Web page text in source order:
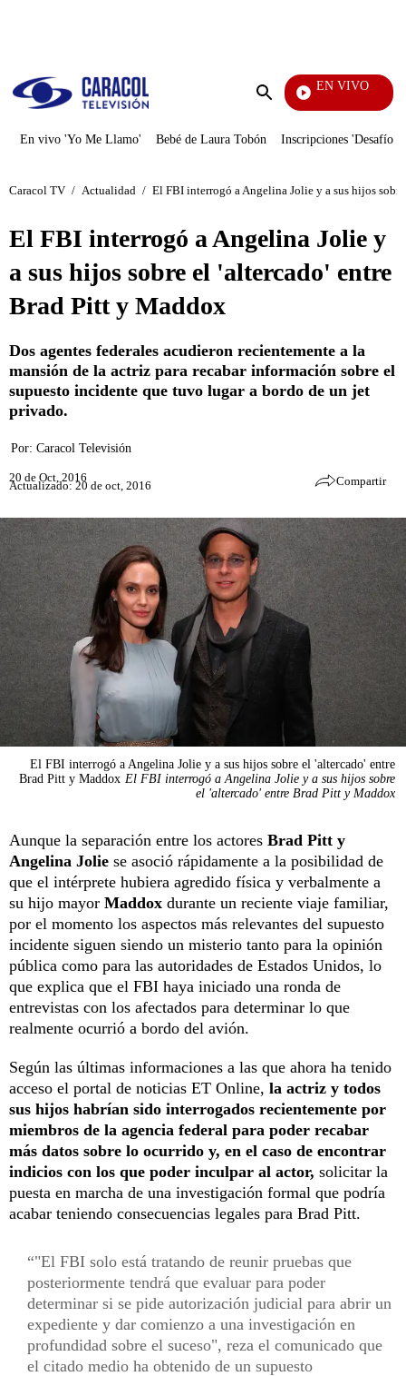
Enviar
EN VIVO
También Caerás
En vivo 'Yo Me Llamo' Bebé de Laura Tobón Inscripciones 'Desafío'
Caracol TV / Actualidad / El FBI interrogó a Angelina Jolie y a sus hijos
El FBI interrogó a Angelina Jolie y
a sus hijos sobre el 'altercado' entre
Brad Pitt y Maddox
Dos agentes federales acudieron recientemente a la
mansión de la actriz para recabar información sobre el
supuesto incidente que tuvo lugar a bordo de un jet
privado.
Por: Caracol Televisión
20 de Oct, 2016
Actualizado: 20 de oct, 2016 Compartir
El FBI interrogó a Angelina Jolie y a sus hijos sobre el 'altercado' entre
Brad Pitt y Maddox El FBI interrogó a Angelina Jolie y a sus hijos sobre
el 'altercado' entre Brad Pitt y Maddox
Aunque la separación entre los actores Brad Pitt y
Angelina Jolie se asoció rápidamente a la posibilidad de
que el intérprete hubiera agredido física y verbalmente a
su hijo mayor Maddox durante un reciente viaje familiar,
por el momento los aspectos más relevantes del supuesto
incidente siguen siendo un misterio tanto para la opinión
pública como para las autoridades de Estados Unidos, lo
que explica que el FBI haya iniciado una ronda de
entrevistas con los afectados para determinar lo que
realmente ocurrió a bordo del avión.
Según las últimas informaciones a las que ahora ha tenido
acceso el portal de noticias ET Online, la actriz y todos
sus hijos habrían sido interrogados recientemente por
miembros de la agencia federal para poder recabar
más datos sobre lo ocurrido y, en el caso de encontrar
indicios con los que poder inculpar al actor, solicitar la
puesta en marcha de una investigación formal que podría
acabar teniendo consecuencias legales para Brad Pitt.
"El FBI solo está tratando de reunir pruebas que
posteriormente tendrá que evaluar para poder
determinar si se pide autorización judicial para abrir un
expediente y dar comienzo a una investigación en
profundidad sobre el suceso", reza el comunicado que
el citado medio ha obtenido de un supuesto